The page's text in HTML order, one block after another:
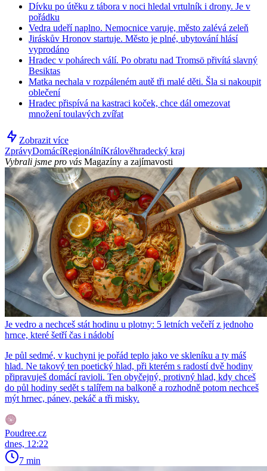
Dívku po útěku z tábora v noci hledal vrtulník i drony. Je v
pořádku
Vedra udeří naplno. Nemocnice varuje, město zalévá zeleň
Jiráskův Hronov startuje. Město je plné, ubytování hlásí
vyprodáno
Hradec v pohárech válí. Po obratu nad Tromsö přivítá slavný
Besiktas
Matka nechala v rozpáleném autě tři malé děti. Šla si nakoupit
oblečení
Hradec přispívá na kastraci koček, chce dál omezovat
množení toulavých zvířat
Zobrazit více
ZprávyDomácíRegionálníKrálověhradecký kraj
Vybrali jsme pro vás Magazíny a zajímavosti
Je vedro a nechceš stát hodinu u plotny: 5 letních večeří z jednoho
hrnce, které šetří čas i nádobí
Je půl sedmé, v kuchyni je pořád teplo jako ve skleníku a ty máš
hlad. Ne takový ten poetický hlad, při kterém s radostí dvě hodiny
připravuješ domácí ravioli. Ten obyčejný, protivný hlad, kdy chceš
do půl hodiny sedět s talířem na balkoně a rozhodně potom nechceš
mýt hrnec, pánev, pekáč a tři misky.
Poudree.cz
dnes, 12:22
7 min